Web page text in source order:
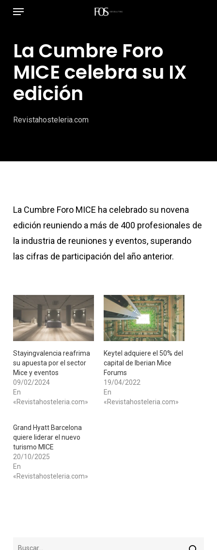
principal
Menú
La Cumbre Foro
MICE celebra su IX
edición
Revistahosteleria.com
La Cumbre Foro MICE ha celebrado su novena
edición reuniendo a más de 400 profesionales de
la industria de reuniones y eventos, superando
las cifras de participación del año anterior.
Stayingvalencia reafrima
su apuesta por el sector
Mice y eventos
09/02/2024
En
«Revistahosteleria.com»
​Keytel adquiere el 50% del
capital de Iberian Mice
Forums
19/04/2022
En
«Revistahosteleria.com»
Grand Hyatt Barcelona
quiere liderar el nuevo
turismo MICE
20/10/2025
En
«Revistahosteleria.com»